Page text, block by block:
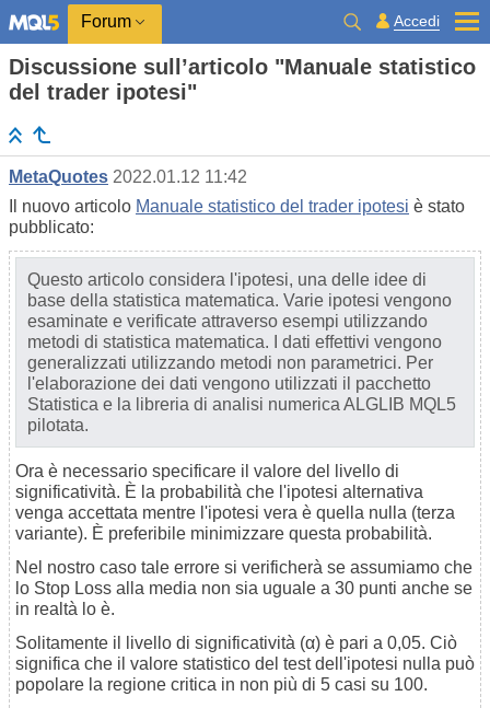
Forum Accedi
Discussione sull’articolo "Manuale statistico
del trader ipotesi"
MetaQuotes 2022.01.12 11:42
Il nuovo articolo Manuale statistico del trader ipotesi è stato
pubblicato:
Questo articolo considera l'ipotesi, una delle idee di
base della statistica matematica. Varie ipotesi vengono
esaminate e verificate attraverso esempi utilizzando
metodi di statistica matematica. I dati effettivi vengono
generalizzati utilizzando metodi non parametrici. Per
l'elaborazione dei dati vengono utilizzati il pacchetto
Statistica e la libreria di analisi numerica ALGLIB MQL5
pilotata.
Ora è necessario specificare il valore del livello di
significatività. È la probabilità che l'ipotesi alternativa
venga accettata mentre l'ipotesi vera è quella nulla (terza
variante). È preferibile minimizzare questa probabilità.
Nel nostro caso tale errore si verificherà se assumiamo che
lo Stop Loss alla media non sia uguale a 30 punti anche se
in realtà lo è.
Solitamente il livello di significatività (α) è pari a 0,05. Ciò
significa che il valore statistico del test dell'ipotesi nulla può
popolare la regione critica in non più di 5 casi su 100.